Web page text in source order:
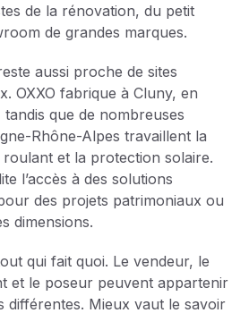
de la rénovation, du petit
de grandes marques.
aussi proche de sites
OXXO fabrique à Cluny, en
que de nombreuses
Rhône-Alpes travaillent la
et la protection solaire.
l’accès à des solutions
des projets patrimoniaux ou
dimensions.
qui fait quoi. Le vendeur, le
et le poseur peuvent appartenir
différentes. Mieux vaut le savoir